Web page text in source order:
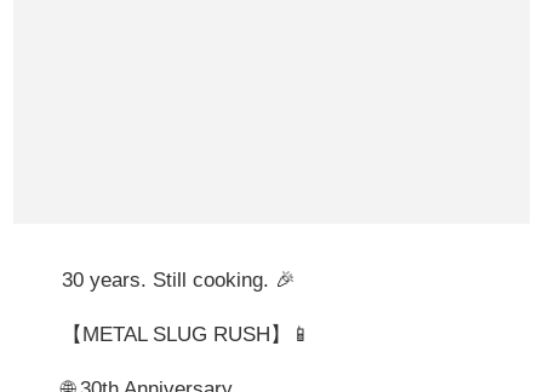
30 years. Still cooking. 🎉
【METAL SLUG RUSH】📱